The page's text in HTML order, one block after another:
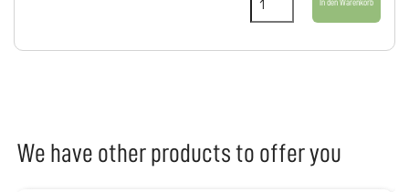
We have other products to offer you